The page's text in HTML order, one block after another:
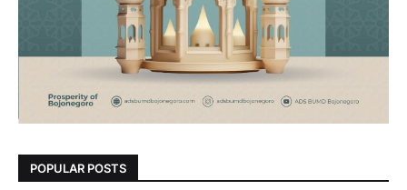
POPULAR POSTS